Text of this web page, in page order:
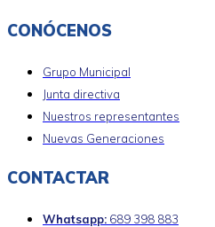
CONÓCENOS
Grupo Municipal
Junta directiva
Nuestros representantes
Nuevas Generaciones
CONTACTAR
Whatsapp: 689 398 883